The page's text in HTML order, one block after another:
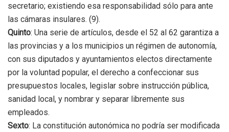
secretario; existiendo esa responsabilidad sólo para ante
las cámaras insulares. (9).
Quinto: Una serie de artículos, desde el 52 al 62 garantiza a
las provincias y a los municipios un régimen de autonomía,
con sus diputados y ayuntamientos electos directamente
por la voluntad popular, el derecho a confeccionar sus
presupuestos locales, legislar sobre instrucción pública,
sanidad local, y nombrar y separar libremente sus
empleados.
Sexto: La constitución autonómica no podría ser modificada